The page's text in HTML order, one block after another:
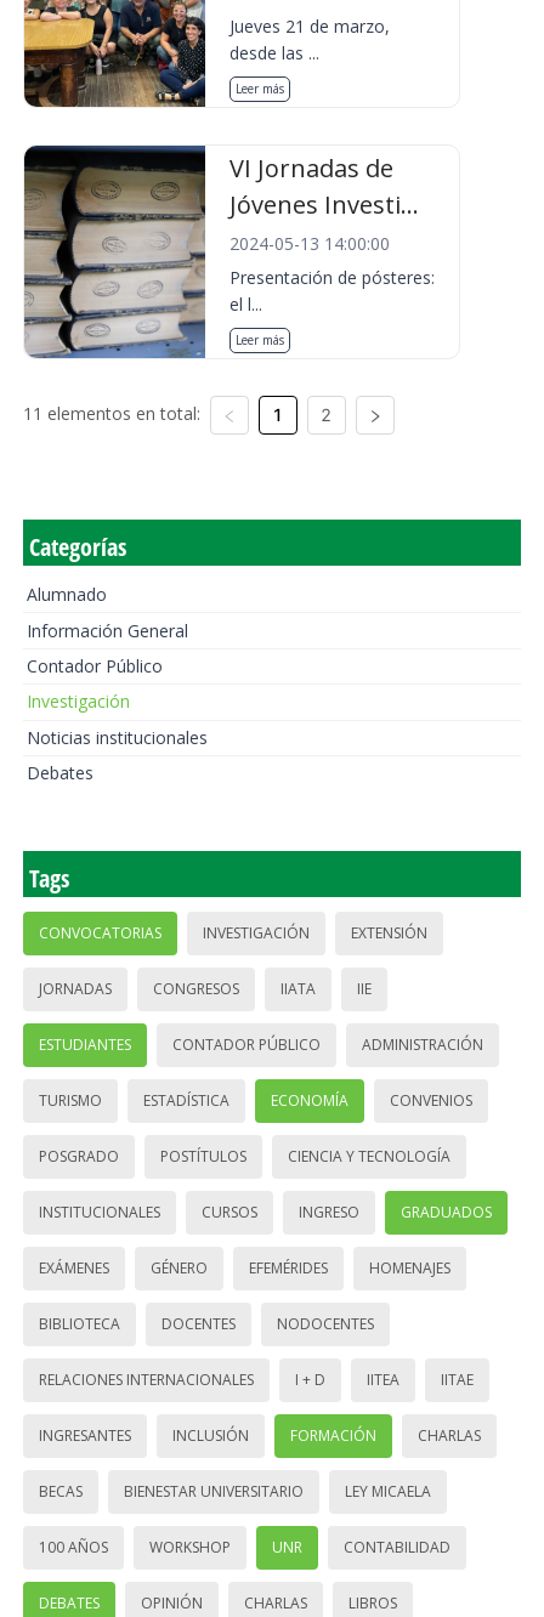
Jueves 21 de marzo,
desde las ...
Leer más
VI Jornadas de
Jóvenes Investi...
2024-05-13 14:00:00
Presentación de pósteres:
el l...
Leer más
11 elementos en total: 1 2
Categorías
Alumnado
Información General
Contador Público
Investigación
Noticias institucionales
Debates
Tags
CONVOCATORIAS INVESTIGACIÓN EXTENSIÓN
JORNADAS CONGRESOS IIATA IIE
ESTUDIANTES CONTADOR PÚBLICO ADMINISTRACIÓN
TURISMO ESTADÍSTICA ECONOMÍA CONVENIOS
POSGRADO POSTÍTULOS CIENCIA Y TECNOLOGÍA
INSTITUCIONALES CURSOS INGRESO GRADUADOS
EXÁMENES GÉNERO EFEMÉRIDES HOMENAJES
BIBLIOTECA DOCENTES NODOCENTES
RELACIONES INTERNACIONALES I + D IITEA IITAE
INGRESANTES INCLUSIÓN FORMACIÓN CHARLAS
BECAS BIENESTAR UNIVERSITARIO LEY MICAELA
100 AÑOS WORKSHOP UNR CONTABILIDAD
DEBATES OPINIÓN CHARLAS LIBROS